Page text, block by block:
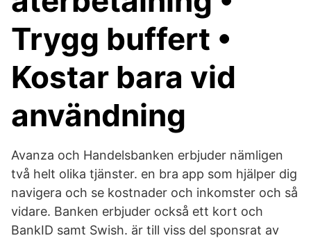
Trygg buffert •
Kostar bara vid
användning
Avanza och Handelsbanken erbjuder nämligen
två helt olika tjänster. en bra app som hjälper dig
navigera och se kostnader och inkomster och så
vidare. Banken erbjuder också ett kort och
BankID samt Swish. är till viss del sponsrat av